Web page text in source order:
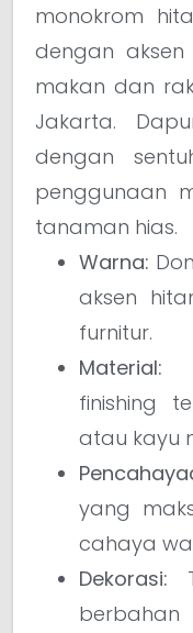
monokrom
dengan
makan dan
Jakarta.
dengan
penggunaan
tanaman hias.
Warna:
aksen
furnitur.
Material:
finishing
atau kayu
yang
cahaya
Dekorasi: